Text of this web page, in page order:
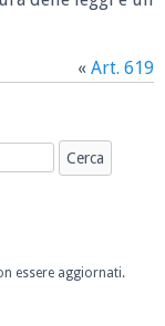
« Art. 619
essere aggiornati.